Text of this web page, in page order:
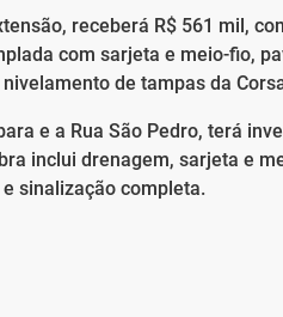
receberá R$ 561 mil,
com sarjeta e meio-fio,
de tampas da
e a Rua São Pedro, terá
inclui drenagem, sarjeta e
sinalização completa.